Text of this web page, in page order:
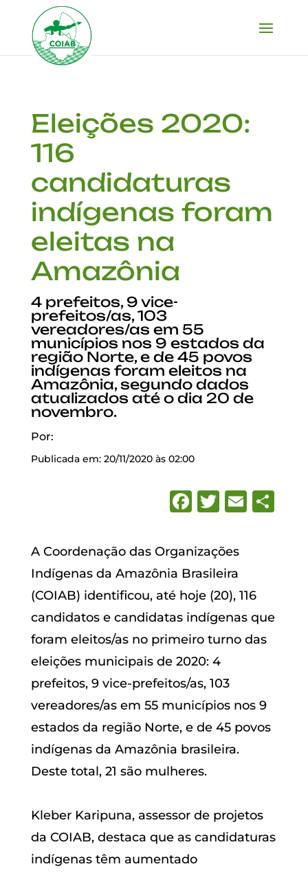
Eleições 2020:
116
candidaturas
indígenas foram
eleitas na
Amazônia
4 prefeitos, 9 vice-
prefeitos/as, 103
vereadores/as em 55
municípios nos 9 estados da
região Norte, e de 45 povos
indígenas foram eleitos na
Amazônia, segundo dados
atualizados até o dia 20 de
novembro.
Por:
Publicada em: 20/11/2020 às 02:00
Facebook
Twitter
A Coordenação das Organizações
Indígenas da Amazônia Brasileira
(COIAB) identificou, até hoje (20), 116
candidatos e candidatas indígenas que
foram eleitos/as no primeiro turno das
eleições municipais de 2020: 4
prefeitos, 9 vice-prefeitos/as, 103
vereadores/as em 55 municípios nos 9
estados da região Norte, e de 45 povos
indígenas da Amazônia brasileira.
Deste total, 21 são mulheres.
Kleber Karipuna, assessor de projetos
da COIAB, destaca que as candidaturas
indígenas têm aumentado